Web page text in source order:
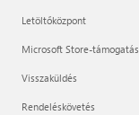
Letöltőközpont
Microsoft Store-támogatás
Visszaküldés
Rendeléskövetés